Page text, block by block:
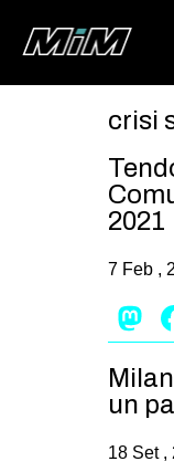
crisi
2021
7 Feb ,
un
18 Set ,